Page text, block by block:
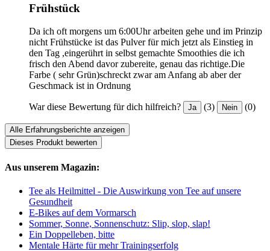
Frühstück
Da ich oft morgens um 6:00Uhr arbeiten gehe und im Prinzip
nicht Frühstücke ist das Pulver für mich jetzt als Einstieg in
den Tag ,eingerührt in selbst gemachte Smoothies die ich
frisch den Abend davor zubereite, genau das richtige.Die
Farbe ( sehr Grün)schreckt zwar am Anfang ab aber der
Geschmack ist in Ordnung
War diese Bewertung für dich hilfreich? Ja (3) Nein (0)
Alle Erfahrungsberichte anzeigen
Dieses Produkt bewerten
Aus unserem Magazin:
Tee als Heilmittel - Die Auswirkung von Tee auf unsere
Gesundheit
E-Bikes auf dem Vormarsch
Sommer, Sonne, Sonnenschutz: Slip, slop, slap!
Ein Doppelleben, bitte
Mentale Härte für mehr Trainingserfolg